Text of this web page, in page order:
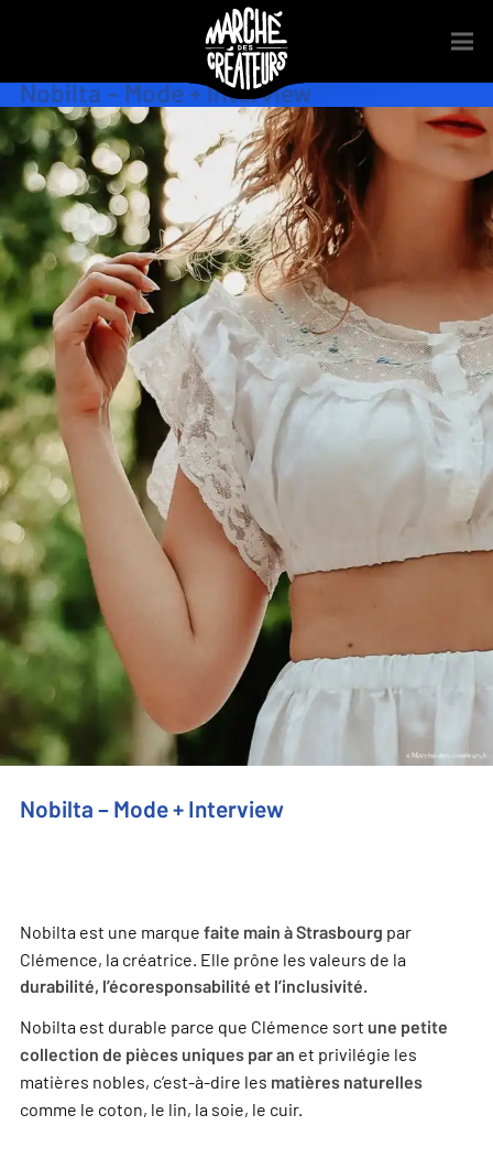
Nobilta – Mode + Interview
Interview,Mode,Pret à porter
Upcycling
Nobilta – Mode + Interview
Nobilta est une marque faite main à Strasbourg par
Clémence, la créatrice. Elle prône les valeurs de la
durabilité, l’écoresponsabilité et l’inclusivité.
Nobilta est durable parce que Clémence sort une petite
collection de pièces uniques par an et privilégie les
matières nobles, c’est-à-dire les matières naturelles
comme le coton, le lin, la soie, le cuir.